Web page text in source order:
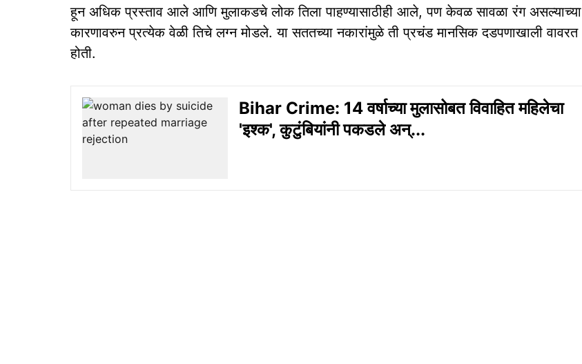
हून अधिक प्रस्ताव आले आणि मुलाकडचे लोक तिला पाहण्यासाठीही आले, पण केवळ सावळा रंग असल्याच्या
कारणावरुन प्रत्येक वेळी तिचे लग्न मोडले. या सततच्या नकारांमुळे ती प्रचंड मानसिक दडपणाखाली वावरत
होती.
Bihar Crime: 14 वर्षाच्या मुलासोबत विवाहित महिलेचा
'इश्क', कुटुंबियांनी पकडले अन्...